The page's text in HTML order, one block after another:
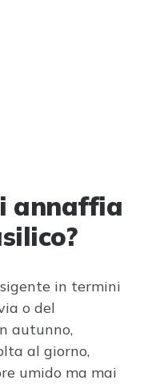
annaffia
in termini
o del
autunno,
al giorno,
umido ma mai